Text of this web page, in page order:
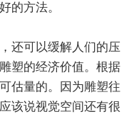
的方法。
还可以缓解人们的压
塑的经济价值。根据
估量的。因为雕塑往
该说视觉空间还有很